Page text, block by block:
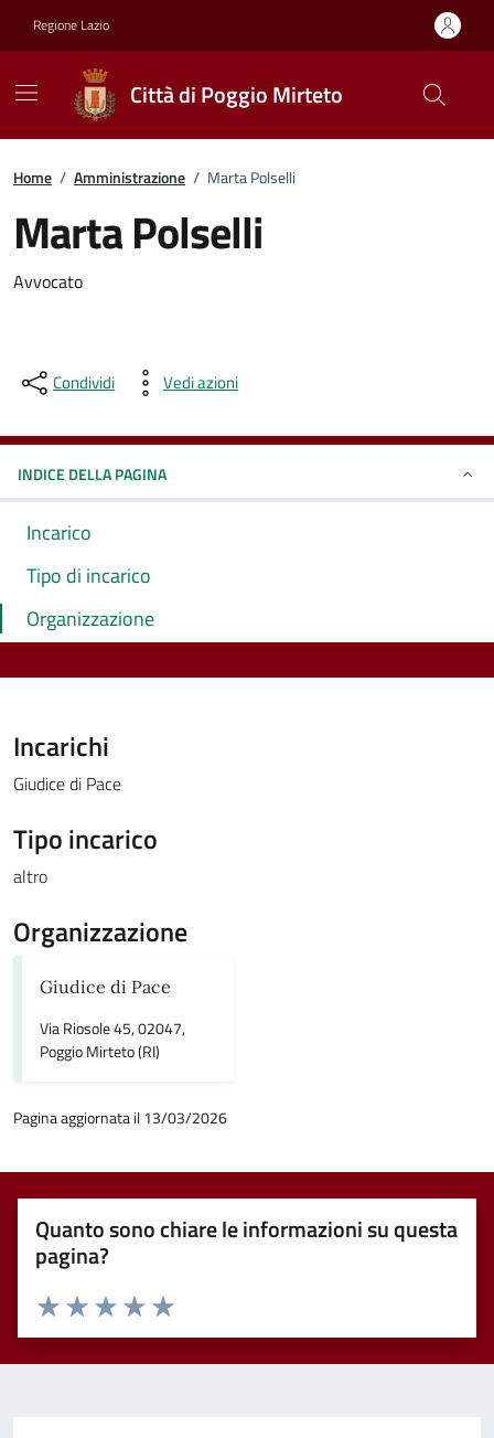
Regione Lazio
Città di Poggio Mirteto
Home / Amministrazione / Marta Polselli
Marta Polselli
Avvocato
Condividi Vedi azioni
INDICE DELLA PAGINA
Incarico
Tipo di incarico
Organizzazione
Incarichi
Giudice di Pace
Tipo incarico
altro
Organizzazione
Giudice di Pace
Via Riosole 45, 02047,
Poggio Mirteto (RI)
Pagina aggiornata il 13/03/2026
Quanto sono chiare le informazioni su questa
pagina?
Valuta 5 stelle su 5
Valuta 4 stelle su 5
Valuta 3 stelle su 5
Valuta 2 stelle su 5
Valuta 1 stelle su 5